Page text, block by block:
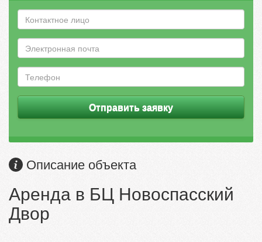
Отправить заявку
Описание объекта
Аренда в БЦ Новоспасский
Двор